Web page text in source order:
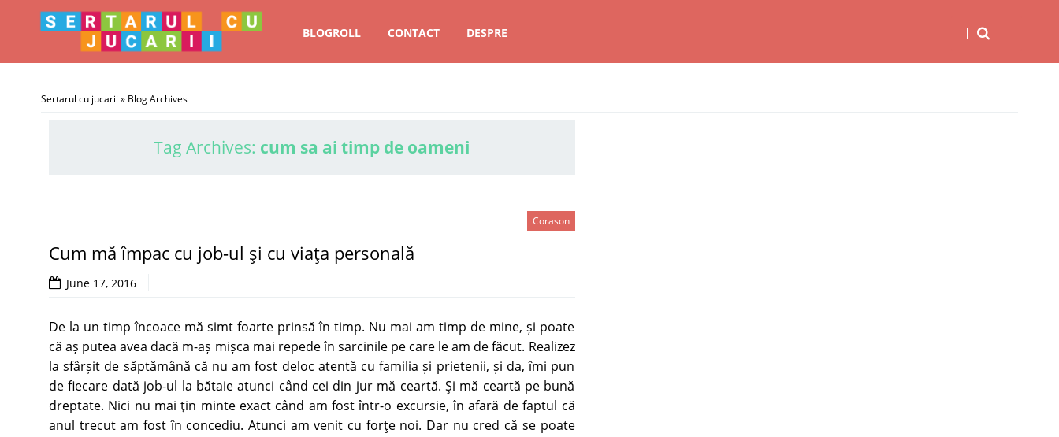
BLOGROLL CONTACT DESPRE
Sertarul cu jucarii » Blog Archives
Tag Archives: cum sa ai timp de oameni
Corason
Cum mă împac cu job-ul şi cu viaţa personală
June 17, 2016
De la un timp încoace mă simt foarte prinsă în timp. Nu mai am timp de mine, și poate
că aș putea avea dacă m-aș mișca mai repede în sarcinile pe care le am de făcut. Realizez
la sfârșit de săptămână că nu am fost deloc atentă cu familia și prietenii, și da, îmi pun
de fiecare dată job-ul la bătaie atunci când cei din jur mă ceartă. Şi mă ceartă pe bună
dreptate. Nici nu mai ţin minte exact când am fost într-o excursie, în afară de faptul că
anul trecut am fost în concediu. Atunci am venit cu forţe noi. Dar nu cred că se poate